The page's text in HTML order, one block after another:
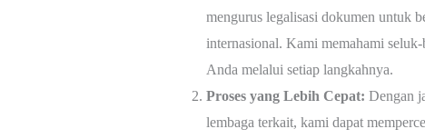
mengurus legalisasi dokumen untuk
internasional. Kami memahami
Anda melalui setiap langkahnya.
Proses yang Lebih Cepat: Dengan
lembaga terkait, kami dapat